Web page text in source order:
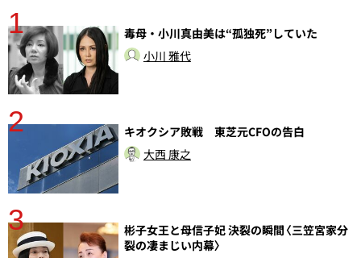
1
毒母・小川真由美は“孤独死”していた
小川 雅代
2
キオクシア敗戦 東芝元CFOの告白
大西 康之
3
彬子女王と母信子妃 決裂の瞬間〈三笠宮家分
裂の凄まじい内幕〉